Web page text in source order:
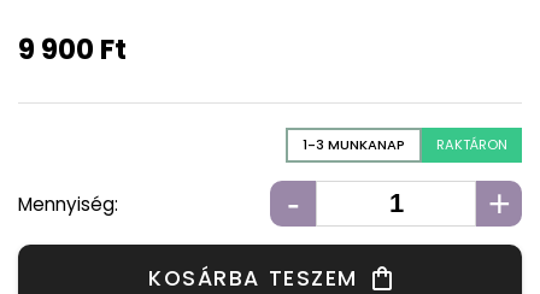
9 900 Ft
1-3 MUNKANAP RAKTÁRON
Mennyiség: - +
KOSÁRBA TESZEM shopping_bag